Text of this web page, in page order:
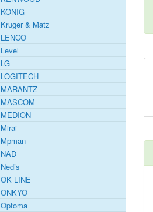
KONIG
Kruger & Matz
LENCO
Level
LG
LOGITECH
MARANTZ
MASCOM
MEDION
Mirai
Mpman
NAD
Nedis
OK LINE
ONKYO
Optoma